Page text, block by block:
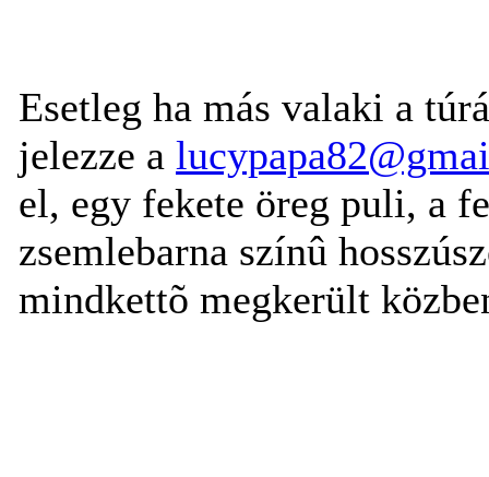
Esetleg ha más valaki a
jelezze a
el, egy fekete öreg puli, a
zsemlebarna színû
mindkettõ megkerült